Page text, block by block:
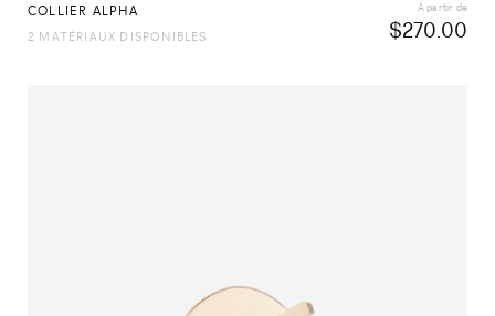
COLLIER ALPHA
$270.00
À partir de
2 MATÉRIAUX DISPONIBLES